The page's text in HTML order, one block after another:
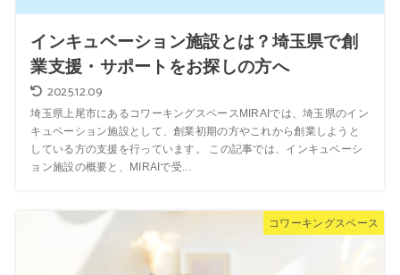
インキュベーション施設とは？埼玉県で創
業支援・サポートをお探しの方へ
2025.12.09
埼玉県上尾市にあるコワーキングスペースMIRAIでは、埼玉県のイン
キュベーション施設として、創業初期の方やこれから創業しようと
している方の支援を行っています。 この記事では、インキュベーシ
ョン施設の概要と、MIRAIで受...
コワーキングスペース